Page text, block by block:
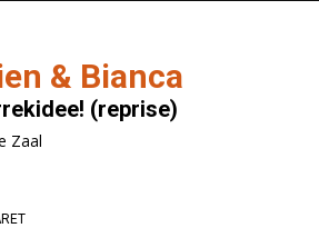
& Bianca
(reprise)
Zaal